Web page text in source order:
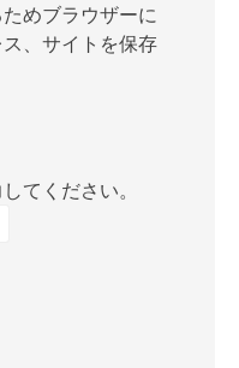
めブラウザーに
、サイトを保存
てください。